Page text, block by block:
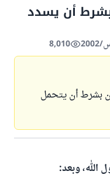
أن يسدد
8,010
بشرط أن يتحمل
الله، وبعد: